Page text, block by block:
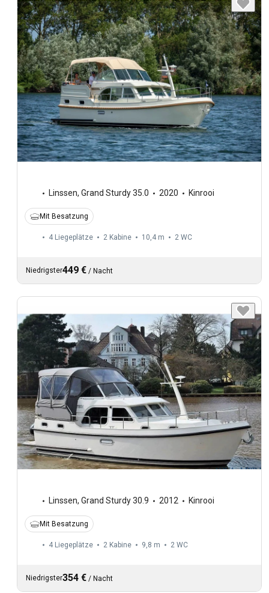
Linssen, Grand Sturdy 35.0 2020 Kinrooi
Mit Besatzung
4 Liegeplätze 2 Kabine 10,4 m 2 WC
Niedrigster449 € / Nacht
Linssen, Grand Sturdy 30.9 2012 Kinrooi
Mit Besatzung
4 Liegeplätze 2 Kabine 9,8 m 2 WC
Niedrigster354 € / Nacht